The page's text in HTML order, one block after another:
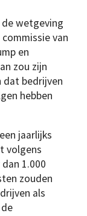
wetgeving
van
en
zou zijn
dat bedrijven
hebben
jaarlijks
volgens
1.000
zouden
als